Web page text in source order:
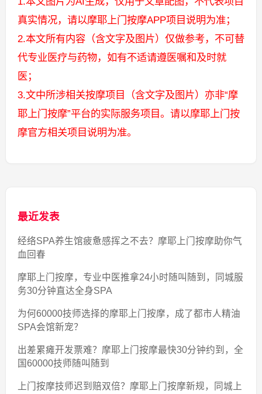
真实情况，请以摩耶上门按摩APP项目说明为准；
2.本文所有内容（含文字及图片）仅做参考，不可替
代专业医疗与药物，如有不适请遵医嘱和及时就
医；
3.文中所涉相关按摩项目（含文字及图片）亦非“摩
耶上门按摩”平台的实际服务项目。请以摩耶上门按
摩官方相关项目说明为准。
最近发表
经络SPA养生馆疲惫感挥之不去？摩耶上门按摩助你气
血回春
摩耶上门按摩，专业中医推拿24小时随叫随到，同城服
务30分钟直达全身SPA
为何60000技师选择的摩耶上门按摩，成了都市人精油
SPA会馆新宠？
出差累瘫开发票难？摩耶上门按摩最快30分钟约到，全
国60000技师随叫随到
上门按摩技师迟到赔双倍？摩耶上门按摩新规，同城上